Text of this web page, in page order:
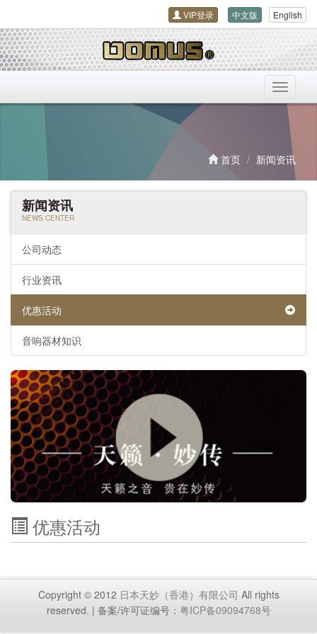
VIP登录 中文版 English
导
航
开
首页
新闻资讯
新闻资讯
NEWS CENTER
公司动态
行业资讯
优惠活动
音响器材知识
优惠活动
Copyright © 2012 日本天妙（香港）有限公司 All rights
reserved. | 备案/许可证编号： 粤ICP备09094768号